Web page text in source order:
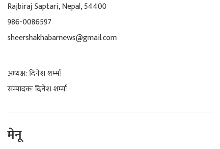
Rajbiraj Saptari, Nepal, 54400
986-0086597
sheershakhabarnews@gmail.com
अध्यक्ष: दिनेश शर्म्मा
सम्पादकः दिनेश शर्म्मा
मेनू